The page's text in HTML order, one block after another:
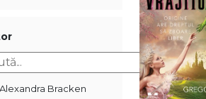
2016
2015
2014
2013
Alexandra Bracken